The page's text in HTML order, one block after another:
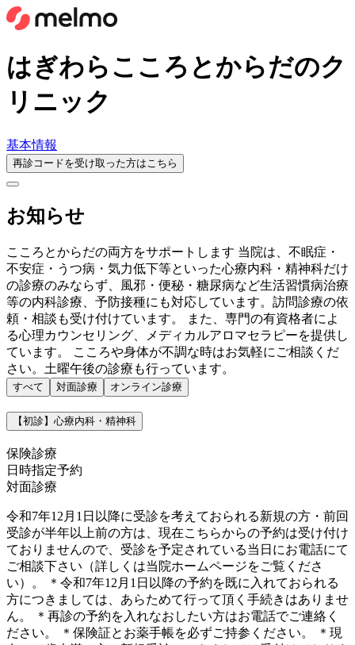
はぎわらこころとからだのク
リニック
基本情報
再診コードを受け取った方はこちら
お知らせ
こころとからだの両方をサポートします 当院は、不眠症・
不安症・うつ病・気力低下等といった心療内科・精神科だけ
の診療のみならず、風邪・便秘・糖尿病など生活習慣病治療
等の内科診療、予防接種にも対応しています。訪問診療の依
頼・相談も受け付けています。 また、専門の有資格者によ
る心理カウンセリング、メディカルアロマセラピーを提供し
ています。 こころや身体が不調な時はお気軽にご相談くだ
さい。土曜午後の診療も行っています。
すべて 対面診療 オンライン診療
【初診】心療内科・精神科
保険診療
日時指定予約
対面診療
令和7年12月1日以降に受診を考えておられる新規の方・前回
受診が半年以上前の方は、現在こちらからの予約は受け付け
ておりませんので、受診を予定されている当日にお電話にて
ご相談下さい（詳しくは当院ホームページをご覧くださ
い）。 ＊令和7年12月1日以降の予約を既に入れておられる
方につきましては、あらためて行って頂く手続きはありませ
ん。 ＊再診の予約を入れなおしたい方はお電話でご連絡く
ださい。 ＊保険証とお薬手帳を必ずご持参ください。 ＊現